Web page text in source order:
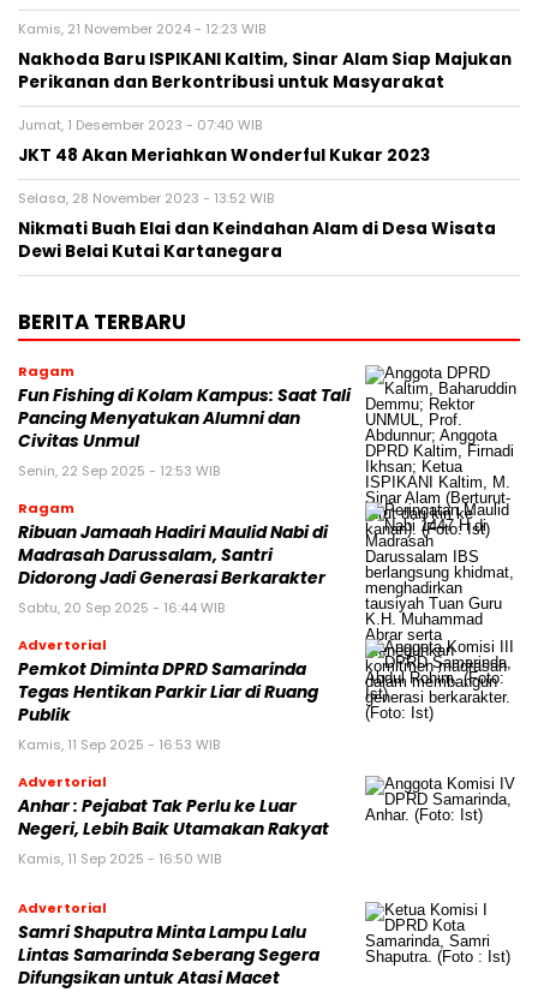
Kamis, 21 November 2024 - 12:23 WIB
Nakhoda Baru ISPIKANI Kaltim, Sinar Alam Siap Majukan
Perikanan dan Berkontribusi untuk Masyarakat
Jumat, 1 Desember 2023 - 07:40 WIB
JKT 48 Akan Meriahkan Wonderful Kukar 2023
Selasa, 28 November 2023 - 13:52 WIB
Nikmati Buah Elai dan Keindahan Alam di Desa Wisata
Dewi Belai Kutai Kartanegara
BERITA TERBARU
Ragam
Fun Fishing di Kolam Kampus: Saat Tali
Pancing Menyatukan Alumni dan
Civitas Unmul
Senin, 22 Sep 2025 - 12:53 WIB
Ragam
Ribuan Jamaah Hadiri Maulid Nabi di
Madrasah Darussalam, Santri
Didorong Jadi Generasi Berkarakter
Sabtu, 20 Sep 2025 - 16:44 WIB
Advertorial
Pemkot Diminta DPRD Samarinda
Tegas Hentikan Parkir Liar di Ruang
Publik
Kamis, 11 Sep 2025 - 16:53 WIB
Advertorial
Anhar : Pejabat Tak Perlu ke Luar
Negeri, Lebih Baik Utamakan Rakyat
Kamis, 11 Sep 2025 - 16:50 WIB
Advertorial
Samri Shaputra Minta Lampu Lalu
Lintas Samarinda Seberang Segera
Difungsikan untuk Atasi Macet